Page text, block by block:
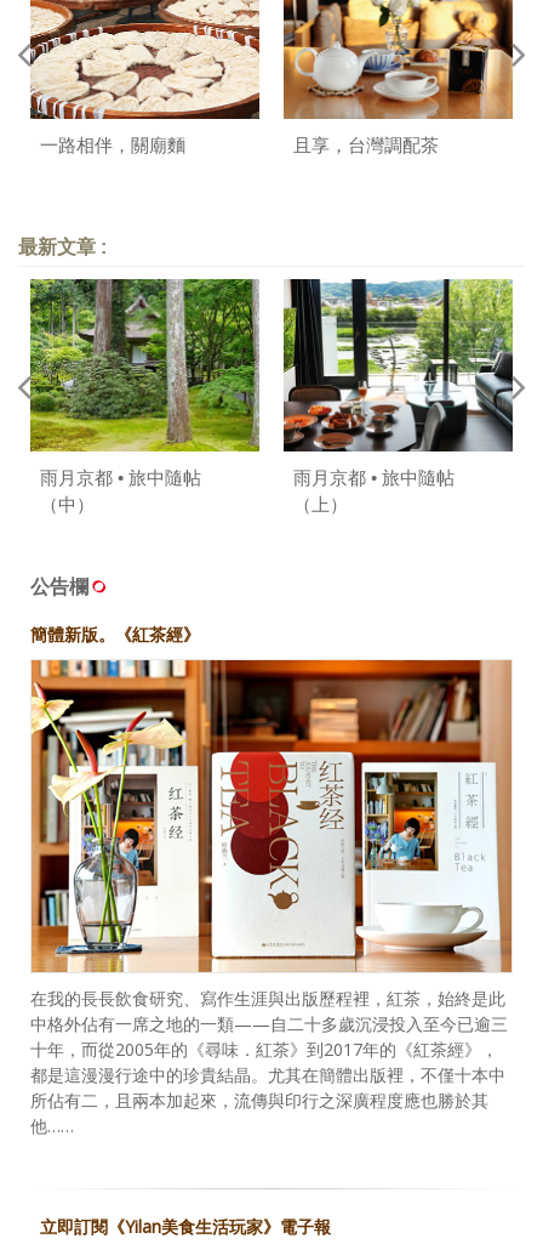
一路相伴，關廟麵 且享，台灣調配茶
最新文章 :
雨月京都 • 旅中隨帖
（中）
雨月京都 • 旅中隨帖
（上）
公告欄
簡體新版。《紅茶經》
在我的長長飲食研究、寫作生涯與出版歷程裡，紅茶，始終是此
中格外佔有一席之地的一類——自二十多歲沉浸投入至今已逾三
十年，而從2005年的《尋味．紅茶》到2017年的《紅茶經》，
都是這漫漫行途中的珍貴結晶。尤其在簡體出版裡，不僅十本中
所佔有二，且兩本加起來，流傳與印行之深廣程度應也勝於其
他……
立即訂閱《Yilan美食生活玩家》電子報